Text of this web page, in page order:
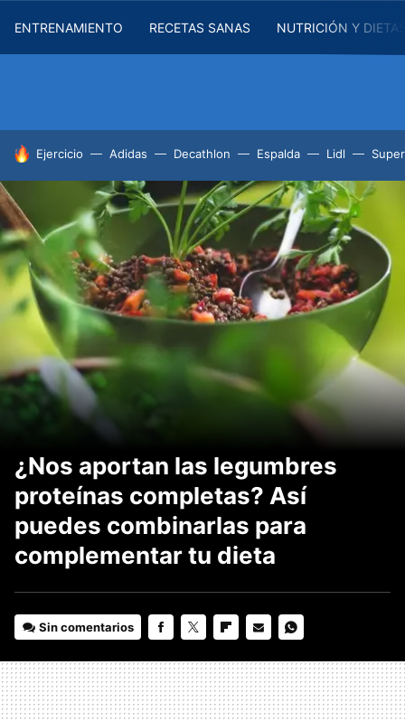
ENTRENAMIENTO RECETAS SANAS NUTRICIÓN Y
HOY SE HABLA DE
Ejercicio Adidas Decathlon Espalda Lidl
¿Nos aportan las legumbres
proteínas completas? Así
puedes combinarlas para
complementar tu dieta
Sin comentarios
MAIL